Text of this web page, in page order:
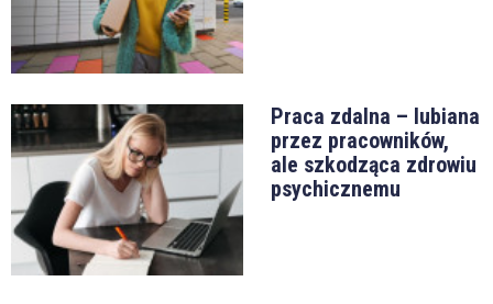
Praca zdalna – lubiana
przez pracowników,
ale szkodząca zdrowiu
psychicznemu